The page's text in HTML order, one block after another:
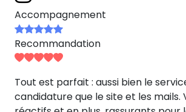
Accompagnement
Recommandation
Tout est parfait : aussi bien le
candidature que le site et les mails.